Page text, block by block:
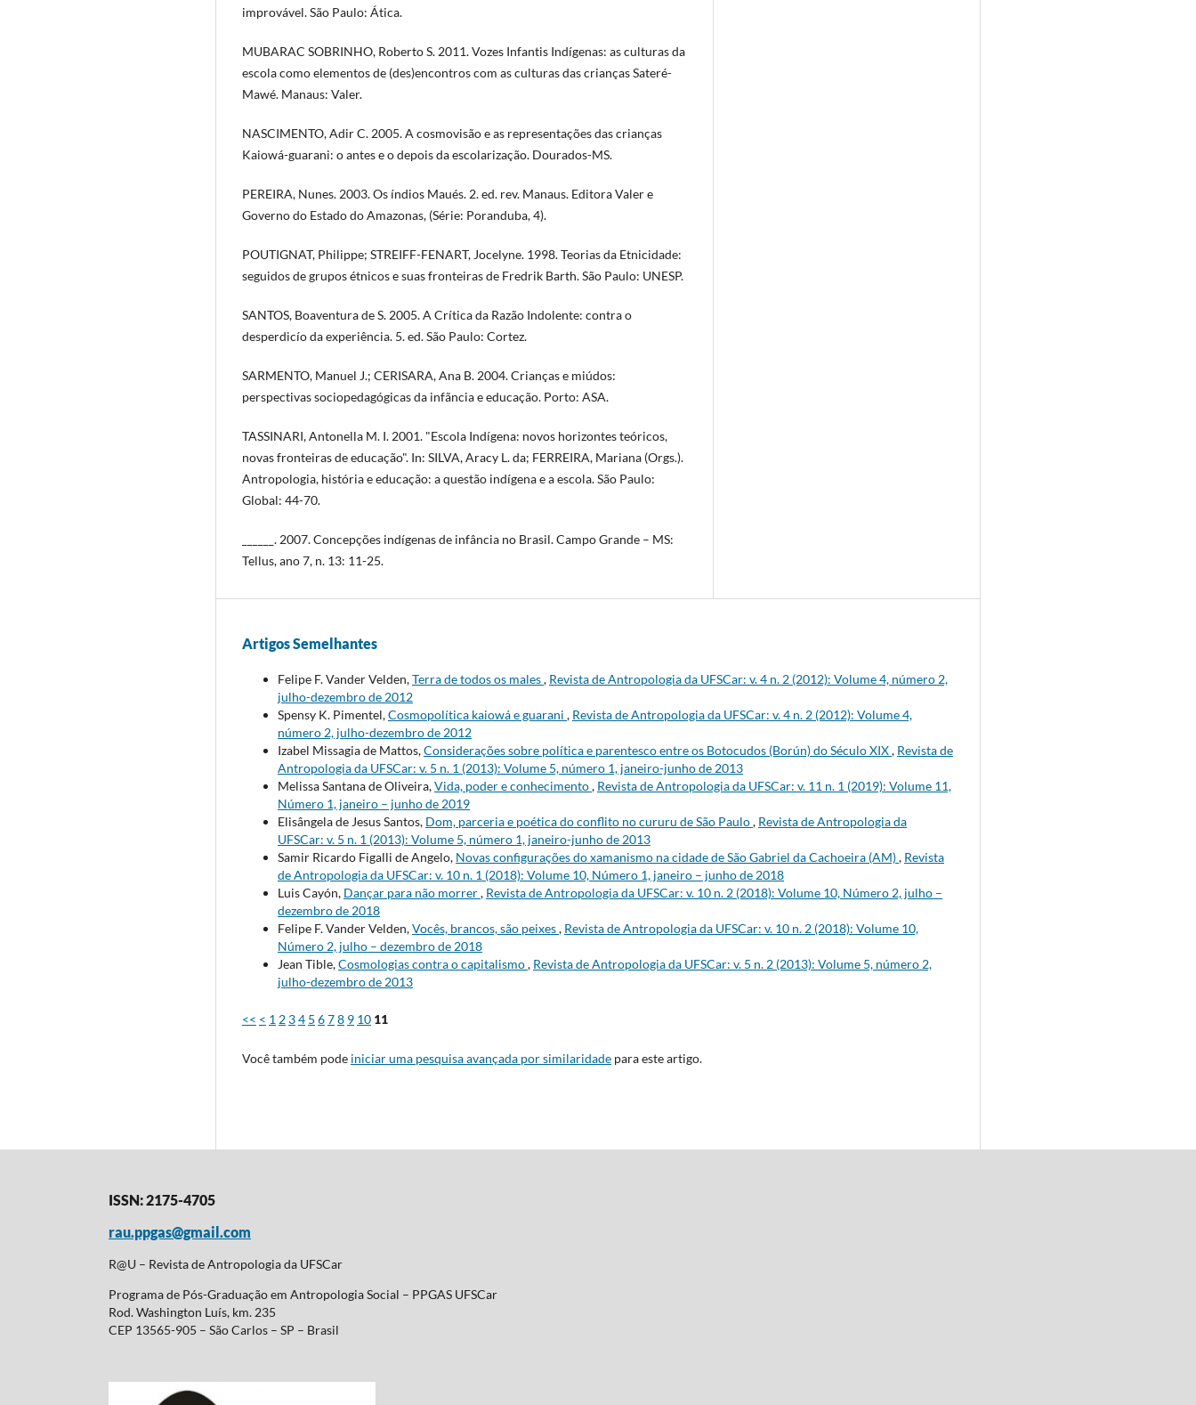
improvável. São Paulo: Ática.
MUBARAC SOBRINHO, Roberto S. 2011. Vozes Infantis Indígenas: as culturas da
escola como elementos de (des)encontros com as culturas das crianças Sateré-
Mawé. Manaus: Valer.
NASCIMENTO, Adir C. 2005. A cosmovisão e as representações das crianças
Kaiowá-guarani: o antes e o depois da escolarização. Dourados-MS.
PEREIRA, Nunes. 2003. Os índios Maués. 2. ed. rev. Manaus. Editora Valer e
Governo do Estado do Amazonas, (Série: Poranduba, 4).
POUTIGNAT, Philippe; STREIFF-FENART, Jocelyne. 1998. Teorias da Etnicidade:
seguidos de grupos étnicos e suas fronteiras de Fredrik Barth. São Paulo: UNESP.
SANTOS, Boaventura de S. 2005. A Crítica da Razão Indolente: contra o
desperdicío da experiência. 5. ed. São Paulo: Cortez.
SARMENTO, Manuel J.; CERISARA, Ana B. 2004. Crianças e miúdos:
perspectivas sociopedagógicas da infãncia e educação. Porto: ASA.
TASSINARI, Antonella M. I. 2001. "Escola Indígena: novos horizontes teóricos,
novas fronteiras de educação". In: SILVA, Aracy L. da; FERREIRA, Mariana (Orgs.).
Antropologia, história e educação: a questão indígena e a escola. São Paulo:
Global: 44-70.
______. 2007. Concepções indígenas de infância no Brasil. Campo Grande – MS:
Tellus, ano 7, n. 13: 11-25.
Artigos Semelhantes
Felipe F. Vander Velden,Terra de todos os males, Revista de Antropologia da UFSCar: v. 4 n. 2 (2012): Volume 4, número 2,
julho-dezembro de 2012
Spensy K. Pimentel,Cosmopolítica kaiowá e guarani , Revista de Antropologia da UFSCar: v. 4 n. 2 (2012): Volume 4,
número 2, julho-dezembro de 2012
Izabel Missagia de Mattos,Considerações sobre política e parentesco entre os Botocudos (Borún) do Século XIX, Revista de
Antropologia da UFSCar: v. 5 n. 1 (2013): Volume 5, número 1, janeiro-junho de 2013
Melissa Santana de Oliveira,Vida, poder e conhecimento, Revista de Antropologia da UFSCar: v. 11 n. 1 (2019): Volume 11,
Número 1, janeiro – junho de 2019
Elisângela de Jesus Santos, Dom, parceria e poética do conflito no cururu de São Paulo, Revista de Antropologia da
UFSCar: v. 5 n. 1 (2013): Volume 5, número 1, janeiro-junho de 2013
Samir Ricardo Figalli de Angelo, Novas configurações do xamanismo na cidade de São Gabriel da Cachoeira (AM), Revista
de Antropologia da UFSCar: v. 10 n. 1 (2018): Volume 10, Número 1, janeiro – junho de 2018
Luis Cayón, Dançar para não morrer, Revista de Antropologia da UFSCar: v. 10 n. 2 (2018): Volume 10, Número 2, julho –
dezembro de 2018
Felipe F. Vander Velden,Vocês, brancos, são peixes, Revista de Antropologia da UFSCar: v. 10 n. 2 (2018): Volume 10,
Número 2, julho – dezembro de 2018
Jean Tible,Cosmologias contra o capitalismo, Revista de Antropologia da UFSCar: v. 5 n. 2 (2013): Volume 5, número 2,
julho-dezembro de 2013
<< < 1 2 34 5 678 9 10 11
Você também pode iniciar uma pesquisa avançada por similaridade para este artigo.
ISSN: 2175-4705
rau.ppgas@gmail.com
R@U – Revista de Antropologia da UFSCar
Programa de Pós-Graduação em Antropologia Social – PPGAS UFSCar
Rod. Washington Luís, km. 235
CEP 13565-905 – São Carlos – SP – Brasil